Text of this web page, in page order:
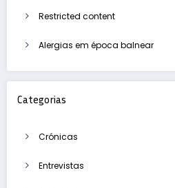
Restricted content
Alergias em época balnear
Categorias
Crónicas
Entrevistas